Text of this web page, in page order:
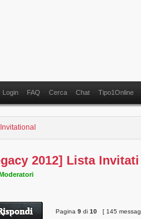
Login FAQ Cerca Chat Tipo1Online
Invitational
2012] Lista Invitati
Pagina9 di10 [ 145